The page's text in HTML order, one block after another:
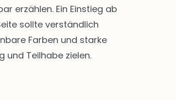
erzählen. Ein Einstieg ab
sollte verständlich
Farben und starke
und Teilhabe zielen.